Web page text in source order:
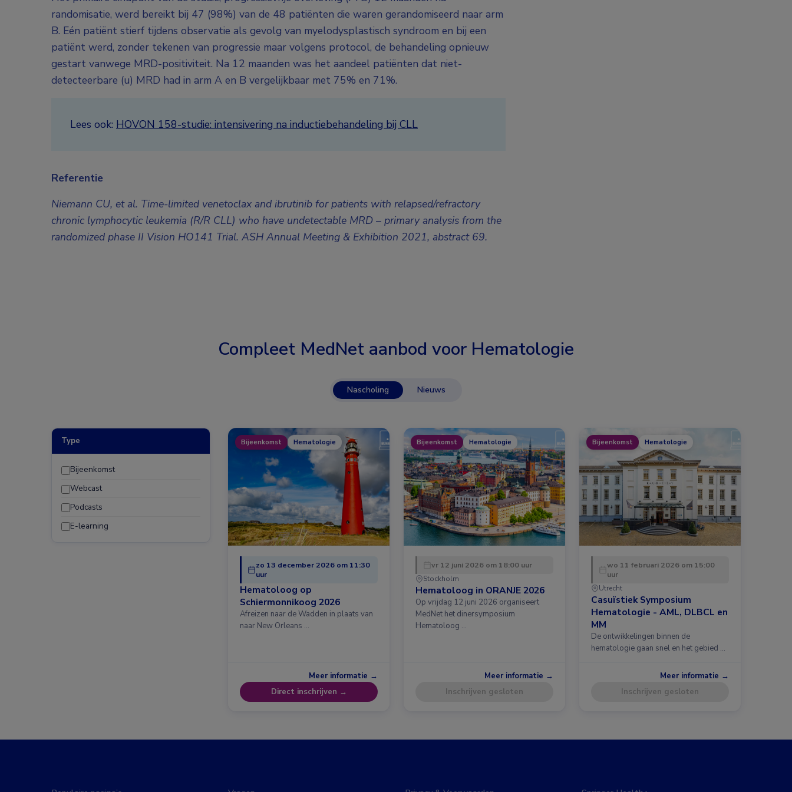
randomisatie, werd bereikt bij 47 (98%) van de 48 patiënten die waren gerandomiseerd naar arm
B. Eén patiënt stierf tijdens observatie als gevolg van myelodysplastisch syndroom en bij een
patiënt werd, zonder tekenen van progressie maar volgens protocol, de behandeling opnieuw
gestart vanwege MRD-positiviteit. Na 12 maanden was het aandeel patiënten dat niet-
detecteerbare (u) MRD had in arm A en B vergelijkbaar met 75% en 71%.
Lees ook: HOVON 158-studie: intensivering na inductiebehandeling bij CLL
Referentie
Niemann CU, et al. Time-limited venetoclax and ibrutinib for patients with relapsed/refractory
chronic lymphocytic leukemia (R/R CLL) who have undetectable MRD – primary analysis from the
randomized phase II Vision HO141 Trial. ASH Annual Meeting & Exhibition 2021, abstract 69.
Compleet MedNet aanbod voor Hematologie
Nascholing Nieuws
Type
Bijeenkomst
Webcast
Podcasts
E-learning
Bijeenkomst Hematologie
zo 13 december 2026 om 11:30
uur
Hematoloog op
Schiermonnikoog 2026
Afreizen naar de Wadden in plaats van
naar New Orleans …
Meer informatie →
Direct inschrijven →
Bijeenkomst Hematologie
vr 12 juni 2026 om 18:00 uur
Stockholm
Hematoloog in ORANJE 2026
Op vrijdag 12 juni 2026 organiseert
MedNet het dinersymposium
Hematoloog …
Meer informatie →
Inschrijven gesloten
Bijeenkomst Hematologie
wo 11 februari 2026 om 15:00
uur
Utrecht
Casuïstiek Symposium
Hematologie - AML, DLBCL en
MM
De ontwikkelingen binnen de
hematologie gaan snel en het gebied …
Meer informatie →
Inschrijven gesloten